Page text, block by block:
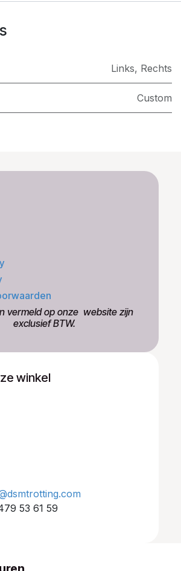
Links, Rechts
Custom
vermeld op onze ​website zijn
exclusief BTW.
winkel
53 61 59